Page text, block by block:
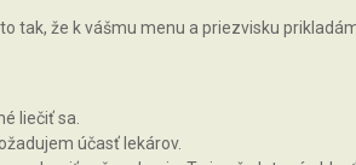
tak, že k vášmu menu a priezvisku
liečiť sa.
účasť lekárov.